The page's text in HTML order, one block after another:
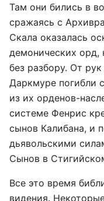
Там они бились в
сражаясь с
Скала оказалась
демонических
без разбору. От
Даркмуре погибли
из их орденов-
системе Фенрис
сынов Калибана, и
дьявольскими
Сынов в
Все это время
видения.